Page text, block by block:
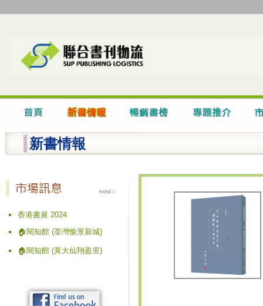
新書情報
香港書展 2024
🏠閱知館 (荃灣愉景新城)
🏠閱知館 (黃大仙翔盈里)